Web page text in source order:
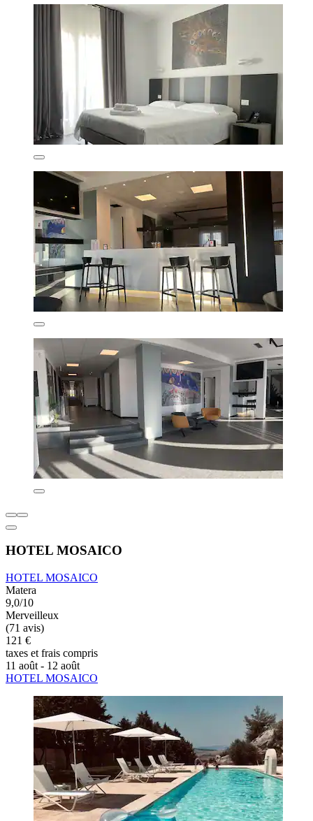
HOTEL MOSAICO
HOTEL MOSAICO
Matera
9,0/10
Merveilleux
(71 avis)
121 €
taxes et frais compris
11 août - 12 août
HOTEL MOSAICO